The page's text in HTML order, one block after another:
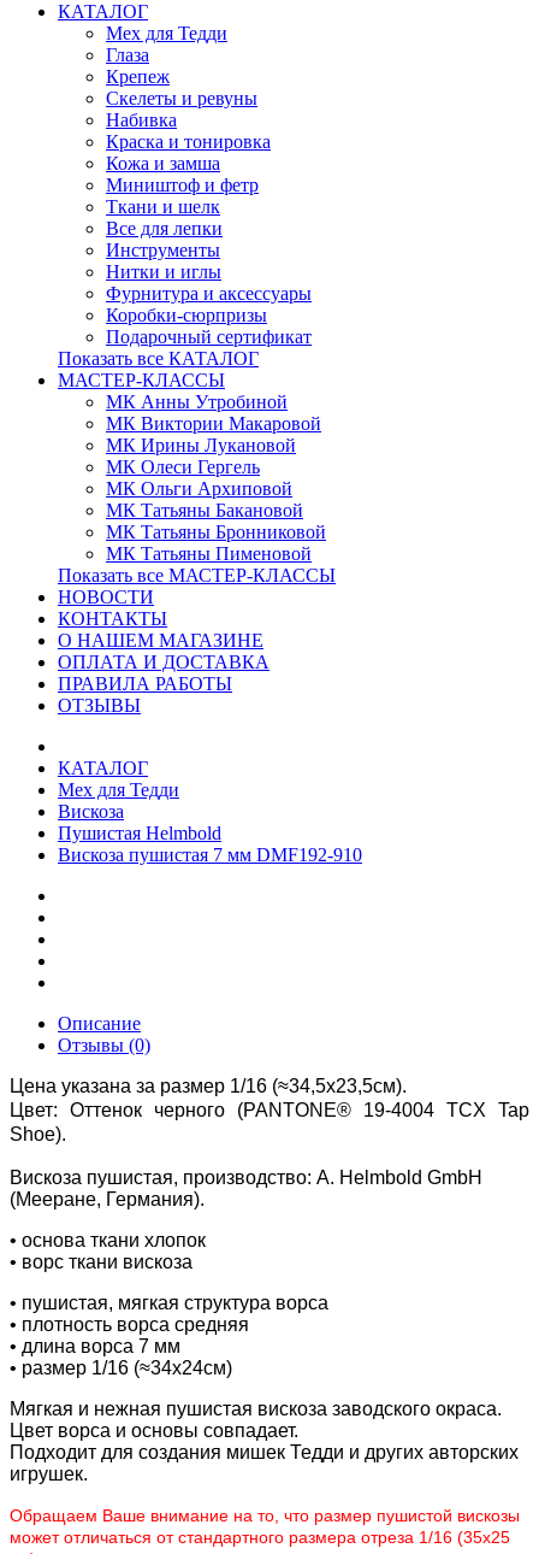
КАТАЛОГ
Мех для Тедди
Глаза
Крепеж
Скелеты и ревуны
Набивка
Краска и тонировка
Кожа и замша
Миништоф и фетр
Ткани и шелк
Все для лепки
Инструменты
Нитки и иглы
Фурнитура и аксессуары
Коробки-сюрпризы
Подарочный сертификат
Показать все КАТАЛОГ
МАСТЕР-КЛАССЫ
МК Анны Утробиной
МК Виктории Макаровой
МК Ирины Лукановой
МК Олеси Гергель
МК Ольги Архиповой
МК Татьяны Бакановой
МК Татьяны Бронниковой
МК Татьяны Пименовой
Показать все МАСТЕР-КЛАССЫ
НОВОСТИ
КОНТАКТЫ
О НАШЕМ МАГАЗИНЕ
ОПЛАТА И ДОСТАВКА
ПРАВИЛА РАБОТЫ
ОТЗЫВЫ
КАТАЛОГ
Мех для Тедди
Вискоза
Пушистая Helmbold
Вискоза пушистая 7 мм DMF192-910
Описание
Отзывы (0)
Цена указана за размер 1/16 (≈34,5х23,5см).
Цвет: Оттенок черного (PANTONE® 19-4004 TCX Tap
Shoe).
Вискоза пушистая, производство: A. Helmbold GmbH
(Мееране, Германия).
• основа ткани хлопок
• ворс ткани вискоза
• пушистая, мягкая структура ворса
• плотность ворса средняя
• длина ворса 7 мм
• размер 1/16 (≈34х24см)
Мягкая и нежная пушистая вискоза заводского окраса.
Цвет ворса и основы совпадает.
Подходит для создания мишек Тедди и других авторских
игрушек.
Обращаем Ваше внимание на то, что размер пушистой вискозы
может отличаться от стандартного размера отреза 1/16 (35х25